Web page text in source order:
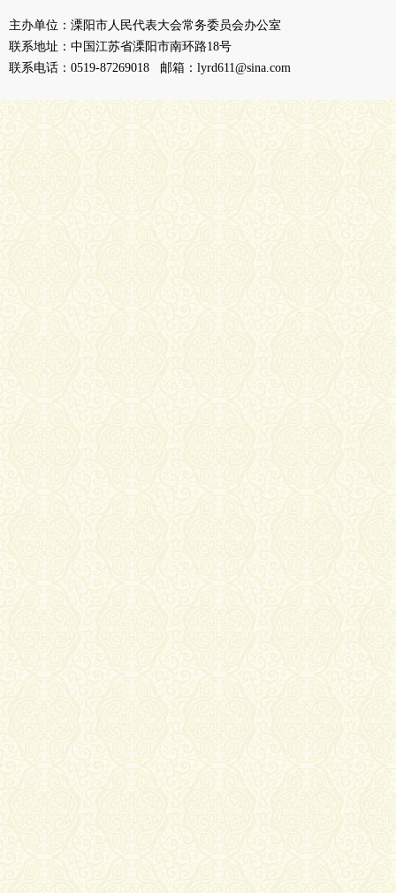
主办单位：溧阳市人民代表大会常务委员会办公室
联系地址：中国江苏省溧阳市南环路18号
联系电话：0519-87269018 邮箱：lyrd611@sina.com